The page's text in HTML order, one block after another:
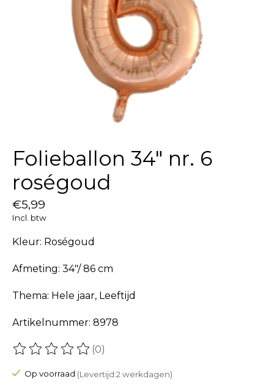
Folieballon 34″ nr. 6
roségoud
€5,99
Incl. btw
Kleur: Roségoud
Afmeting: 34"/ 86 cm
Thema: Hele jaar, Leeftijd
Artikelnummer: 8978
De beoordeling van dit product is
(0)
Op voorraad (Levertijd:2 werkdagen)